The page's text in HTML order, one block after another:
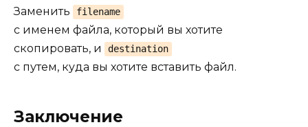
Заменить filename
с именем файла, который вы хотите
скопировать, и
destination
с путем, куда вы хотите вставить файл.
Заключение